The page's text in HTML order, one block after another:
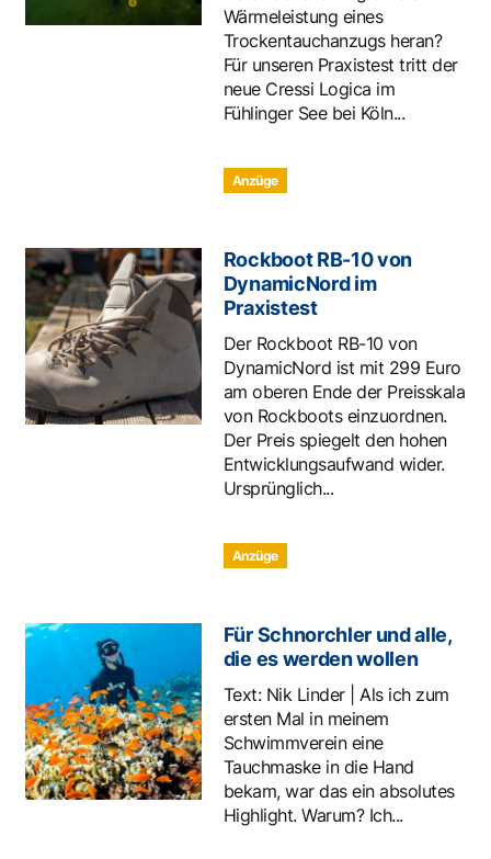
Wärmeleistung eines
Trockentauchanzugs heran?
Für unseren Praxistest tritt der
neue Cressi Logica im
Fühlinger See bei Köln...
Anzüge
Rockboot RB-10 von
DynamicNord im
Praxistest
Der Rockboot RB-10 von
DynamicNord ist mit 299 Euro
am oberen Ende der Preisskala
von Rockboots einzuordnen.
Der Preis spiegelt den hohen
Entwicklungsaufwand wider.
Ursprünglich...
Anzüge
Für Schnorchler und alle,
die es werden wollen
Text: Nik Linder | Als ich zum
ersten Mal in meinem
Schwimmverein eine
Tauchmaske in die Hand
bekam, war das ein absolutes
Highlight. Warum? Ich...